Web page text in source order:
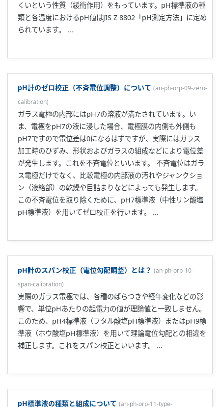
くいという性質（緩衝作用）をもっています。pH標準液の種
類と各温度におけるpH値はJIS Z 8802「pH測定方法」に定め
られています。 ...
pH計のゼロ校正（不斉電位調整）について (an-ph-orp-09-zero-
calibration)
ガラス電極の内部にはpH7の溶液が満たされています。い
ま、電極をpH7の液に浸した場合、電極膜の内側も外側も
pH7ですので電位差は0になるはずですが、実際にはガラス
加工時のひずみ、形状およびガラスの組成などにより電位差
が発生します。これを不斉電位といいます。 不斉電位はガラ
ス電極だけでなく、比較電極の内部液の汚れやジャンクショ
ン（液絡部）の乾燥や目詰まりなどによっても発生します。
この不斉電位を取り除くために、pH7標準液（中性リン酸塩
pH標準液）を用いてゼロ校正を行います。 ...
pH計のスパン校正（電位勾配調整）とは？ (an-ph-orp-10-
span-calibration)
実際のガラス電極では、各種のばらつきや経年変化などの影
響で、単位pHあたりの起電力の値が理論値と一致しません。
このため、pH4標準液（フタル酸塩pH標準液）またはpH9標
準液（ホウ酸塩pH標準液）を用いて理論電位勾配との相違を
補正します。これをスパン校正といいます。 ...
pH標準液の種類と組成について (an-ph-orp-11-type-